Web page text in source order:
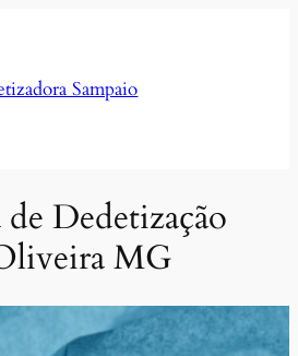
Sampaio
de Dedetização
MG